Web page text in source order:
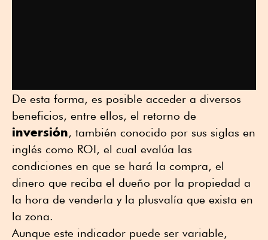
De esta forma, es posible acceder a diversos
beneficios, entre ellos, el retorno de
inversión, también conocido por sus siglas en
inglés como ROI, el cual evalúa las
condiciones en que se hará la compra, el
dinero que reciba el dueño por la propiedad a
la hora de venderla y la plusvalía que exista en
la zona.
Aunque este indicador puede ser variable,